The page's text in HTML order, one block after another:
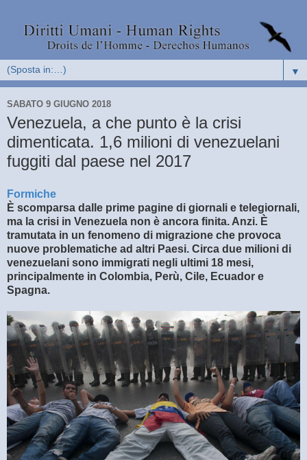
▼
SABATO 9 GIUGNO 2018
Venezuela, a che punto è la crisi
dimenticata. 1,6 milioni di venezuelani
fuggiti dal paese nel 2017
Formiche
È scomparsa dalle prime pagine di giornali e telegiornali,
ma la crisi in Venezuela non è ancora finita. Anzi. È
tramutata in un fenomeno di migrazione che provoca
nuove problematiche ad altri Paesi. Circa due milioni di
venezuelani sono immigrati negli ultimi 18 mesi,
principalmente in Colombia, Perù, Cile, Ecuador e
Spagna.